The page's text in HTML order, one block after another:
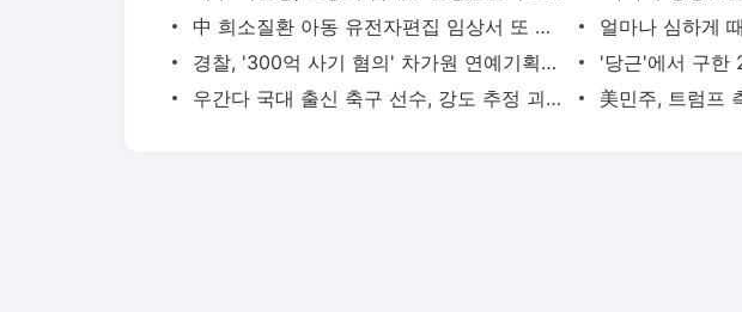
中 희소질환 아동 유전자편집 임상서 또 숨져…안전성 논란 확산 | 연합뉴스
경찰, '300억 사기 혐의' 차가원 연예기획사 대표 구속송치 | 연합뉴스
우간다 국대 출신 축구 선수, 강도 추정 괴한에 피살 | 연합뉴스